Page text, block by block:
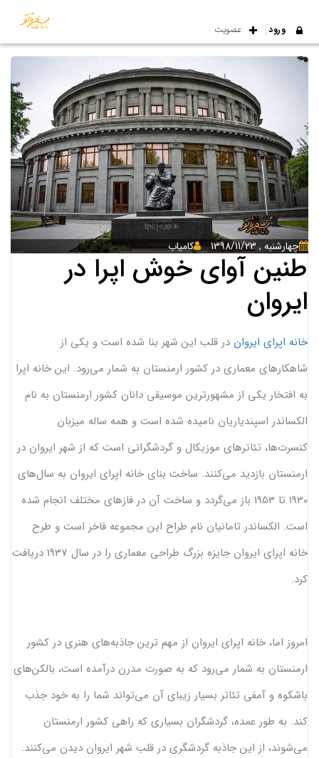
ورود عضویت
چهارشنبه , 1398/11/23 کامیاب
طنین آوای خوش اپرا در
ایروان
خانه اپرای ایروان در قلب این شهر بنا شده است و یکی از
شاهکارهای معماری در کشور ارمنستان به شمار می‌رود. این خانه اپرا
به افتخار یکی از مشهورترین موسیقی دانان کشور ارمنستان به نام
الکساندر اسپندیاریان نامیده شده است و همه ساله میزبان
کنسرت‌ها، تئاترهای موزیکال و گردشگرانی است که از شهر ایروان در
ارمنستان بازدید می‌کنند. ساخت بنای خانه اپرای ایروان به سال‌های
1930 تا 1953 باز می‌گردد و ساخت آن در فاز‌های مختلف انجام شده
است. الکساندر تامانیان نام طراح این مجموعه فاخر است و طرح
خانه اپرای ایروان جایزه بزرگ طراحی معماری را در سال 1937 دریافت
کرد.
امروز اما، خانه اپرای ایروان از مهم ترین جاذبه‌های هنری در کشور
ارمنستان به شمار می‌رود که به صورت مدرن درآمده است، بالکن‌های
باشکوه و آمفی تئاتر بسیار زیبای آن می‌تواند شما را به خود جذب
کند. به طور عمده، گردشگران بسیاری که راهی کشور ارمنستان
می‌شوند، از این جاذبه گردشگری در قلب شهر ایروان دیدن می‌کنند.